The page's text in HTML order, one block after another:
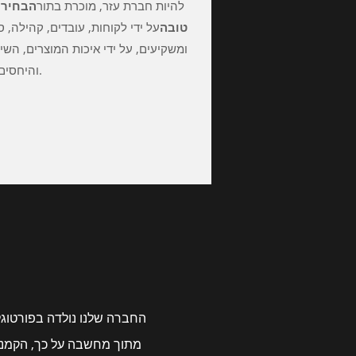
להיות חברת עזר, מוכרת בתור
טובהעל ידי לקוחות, עובדים, קהילה,
ומשקיעים, על ידי איכות המוצרים,
והיחסים שלנו.
החברה שלנו נולדה
מתוך מחשבה על כך, הקמנו